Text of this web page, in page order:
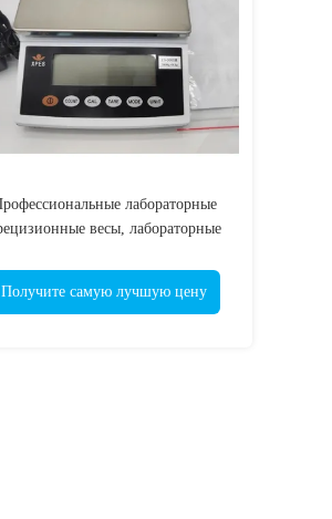
лабораторные
весы, лабораторные
Получите самую лучшую цену